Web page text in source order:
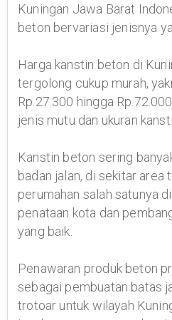
Kuningan Jawa Barat
beton bervariasi jenisnya
Harga kanstin beton di
tergolong cukup murah,
Rp.27.300 hingga
jenis mutu dan ukuran
Kanstin beton sering
badan jalan, di sekitar area
perumahan salah satunya
penataan kota dan
yang baik.
Penawaran produk beton
sebagai pembuatan batas
trotoar untuk wilayah